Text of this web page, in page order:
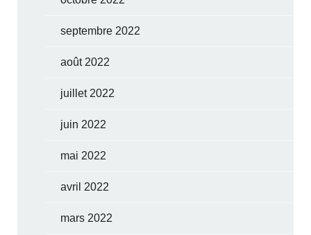
septembre 2022
août 2022
juillet 2022
juin 2022
mai 2022
avril 2022
mars 2022